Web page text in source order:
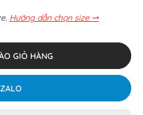
Hướng dẫn chọn size ⇀
GIỎ HÀNG
ZALO